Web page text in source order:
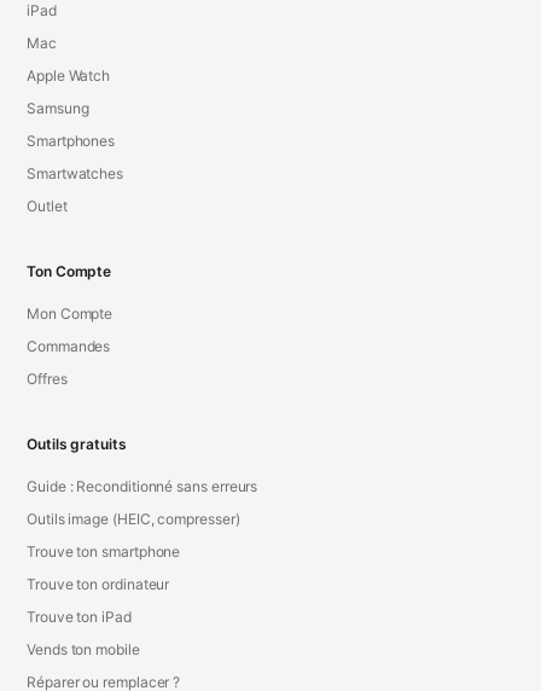
iPad
Mac
Apple Watch
Samsung
Smartphones
Smartwatches
Outlet
Ton Compte
Mon Compte
Commandes
Offres
Outils gratuits
Guide : Reconditionné sans erreurs
Outils image (HEIC, compresser)
Trouve ton smartphone
Trouve ton ordinateur
Trouve ton iPad
Vends ton mobile
Réparer ou remplacer ?